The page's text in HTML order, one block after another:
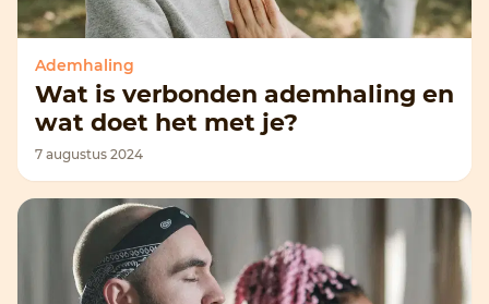
Ademhaling
Wat is verbonden ademhaling en
wat doet het met je?
7 augustus 2024